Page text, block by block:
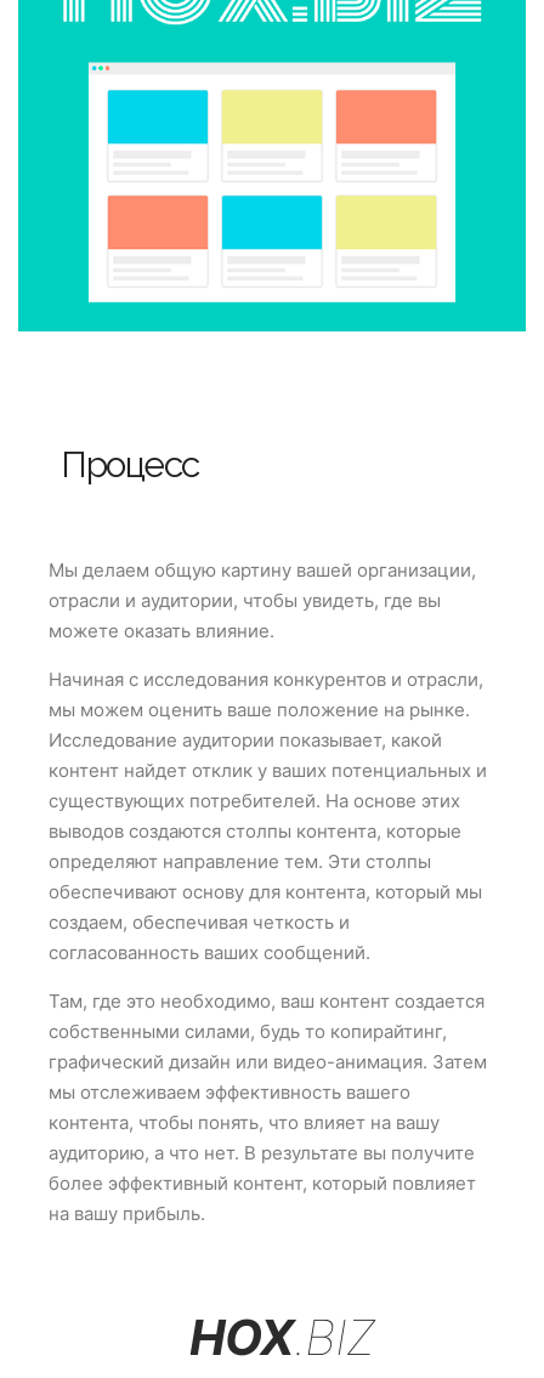
Процесс
Мы делаем общую картину вашей организации,
отрасли и аудитории, чтобы увидеть, где вы
можете оказать влияние.
Начиная с исследования конкурентов и отрасли,
мы можем оценить ваше положение на рынке.
Исследование аудитории показывает, какой
контент найдет отклик у ваших потенциальных и
существующих потребителей. На основе этих
выводов создаются столпы контента, которые
определяют направление тем. Эти столпы
обеспечивают основу для контента, который мы
создаем, обеспечивая четкость и
согласованность ваших сообщений.
Там, где это необходимо, ваш контент создается
собственными силами, будь то копирайтинг,
графический дизайн или видео-анимация. Затем
мы отслеживаем эффективность вашего
контента, чтобы понять, что влияет на вашу
аудиторию, а что нет. В результате вы получите
более эффективный контент, который повлияет
на вашу прибыль.
HOX.BIZ